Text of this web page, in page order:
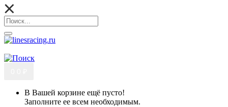
В Вашей корзине ещё пусто!
Заполните ее всем необходимым.